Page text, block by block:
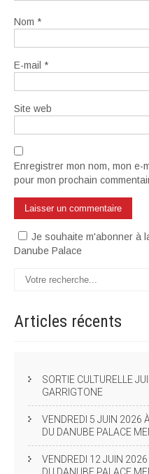
Nom *
E-mail *
Site web
Enregistrer mon nom, mon e-
pour mon prochain
Je souhaite m'abonner à
Danube Palace
Articles récents
SORTIE CULTURELLE
GARRIGTONE
VENDREDI 5 JUIN 2026
DU DANUBE PALACE
VENDREDI 12 JUIN